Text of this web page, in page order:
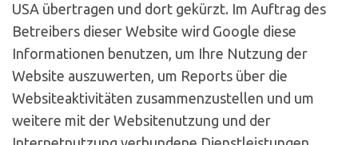
USA übertragen und dort gekürzt. Im Auftrag des
Betreibers dieser Website wird Google diese
Informationen benutzen, um Ihre Nutzung der
Website auszuwerten, um Reports über die
Websiteaktivitäten zusammenzustellen und um
weitere mit der Websitenutzung und der